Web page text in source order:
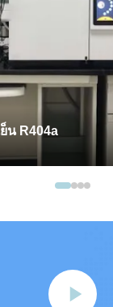
น R404a